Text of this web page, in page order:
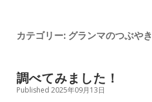
カテゴリー: グランマのつぶやき
調べてみました！
Published 2025年09月13日